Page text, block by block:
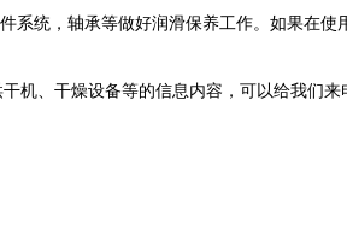
统，轴承等做好润滑保养工作。如果在
、干燥设备等的信息内容，可以给我们来